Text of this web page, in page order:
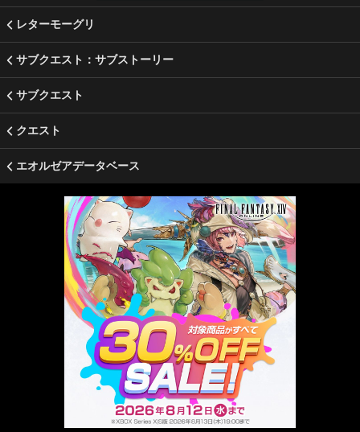
レターモーグリ
サブクエスト：サブストーリー
サブクエスト
クエスト
エオルゼアデータベース